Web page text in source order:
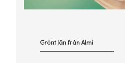
Grönt lån från Almi